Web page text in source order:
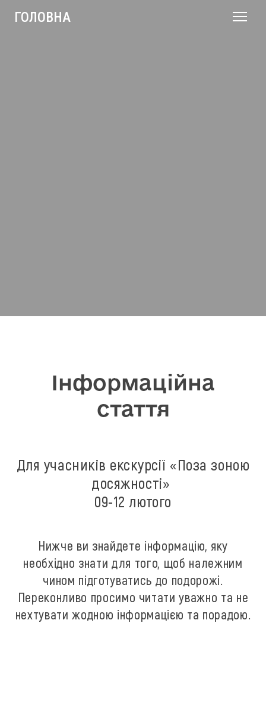
ГОЛОВНА
Інформаційна
стаття
Для учасників екскурсії «Поза зоною
досяжності»
09-12 лютого
Нижче ви знайдете інформацію, яку
необхідно знати для того, щоб належним
чином підготуватись до подорожі.
Переконливо просимо читати уважно та не
нехтувати жодною інформацією та порадою.